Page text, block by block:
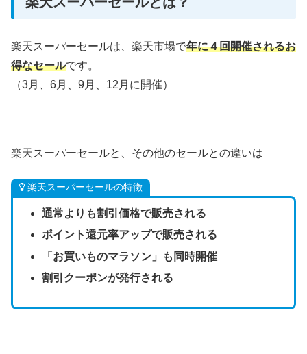
楽天スーパーセールは、楽天市場で年に４回開催されるお
得なセールです。
（3月、6月、9月、12月に開催）
楽天スーパーセールと、その他のセールとの違いは
楽天スーパーセールの特徴
通常よりも割引価格で販売される
ポイント還元率アップで販売される
「 お買いものマラソン」も同時開催
割引クーポンが発行される